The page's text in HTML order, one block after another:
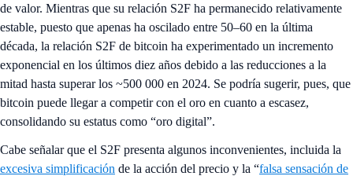
de valor. Mientras que su relación S2F ha permanecido relativamente
estable, puesto que apenas ha oscilado entre 50–60 en la última
década, la relación S2F de bitcoin ha experimentado un incremento
exponencial en los últimos diez años debido a las reducciones a la
mitad hasta superar los ~500 000 en 2024. Se podría sugerir, pues, que
bitcoin puede llegar a competir con el oro en cuanto a escasez,
consolidando su estatus como “oro digital”.
Cabe señalar que el S2F presenta algunos inconvenientes, incluida la
excesiva simplificación de la acción del precio y la “falsa sensación de